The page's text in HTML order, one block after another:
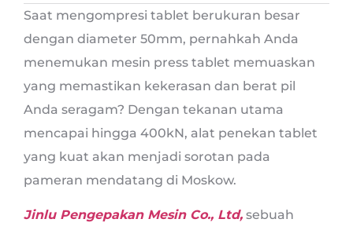
Saat mengompresi tablet berukuran besar
dengan diameter 50mm, pernahkah Anda
menemukan mesin press tablet memuaskan
yang memastikan kekerasan dan berat pil
Anda seragam? Dengan tekanan utama
mencapai hingga 400kN, alat penekan tablet
yang kuat akan menjadi sorotan pada
pameran mendatang di Moskow.
Jinlu Pengepakan Mesin Co., Ltd, sebuah